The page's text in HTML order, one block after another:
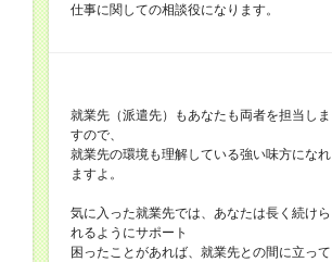
仕事に関しての相談役になります。
就業先（派遣先）もあなたも両者を担当しま
すので、
就業先の環境も理解している強い味方になれ
ますよ。
気に入った就業先では、あなたは長く続けら
れるようにサポート
困ったことがあれば、就業先との間に立って